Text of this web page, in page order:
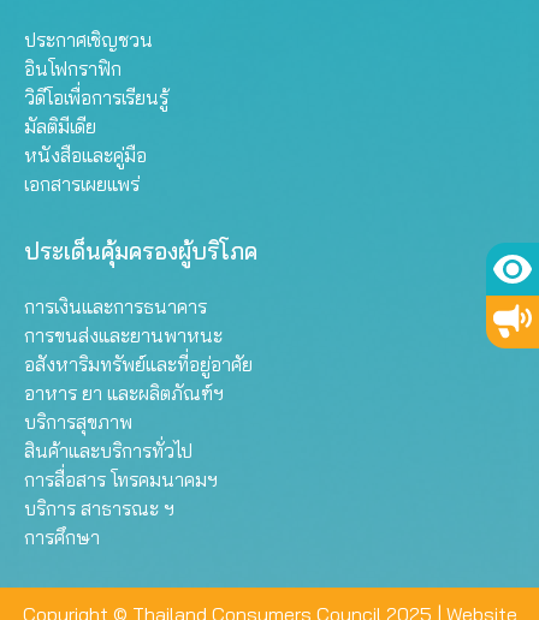
ประกาศเชิญชวน
อินโฟกราฟิก
วิดีโอเพื่อการเรียนรู้
มัลติมีเดีย
หนังสือและคู่มือ
เอกสารเผยแพร่
ประเด็นคุ้มครองผู้บริโภค
การเงินและการธนาคาร
การขนส่งและยานพาหนะ
อสังหาริมทรัพย์และที่อยู่อาศัย
อาหาร ยา และผลิตภัณฑ์ฯ
บริการสุขภาพ
สินค้าและบริการทั่วไป
การสื่อสาร โทรคมนาคมฯ
บริการ สาธารณะ ฯ
การศึกษา
Copyright © Thailand Consumers Council 2025 | Website